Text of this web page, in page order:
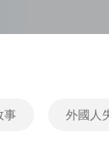
事 外國人